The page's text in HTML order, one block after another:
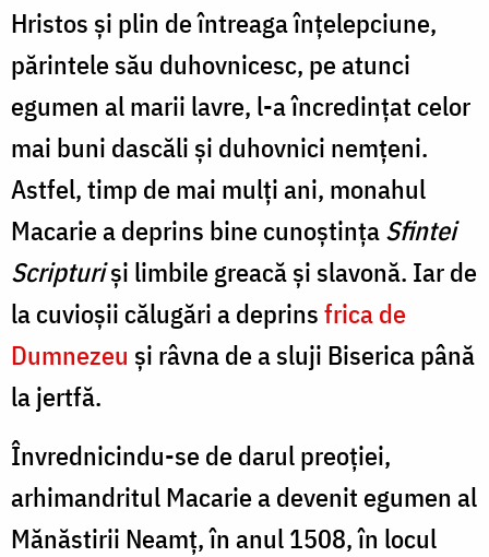
Hristos şi plin de întreaga înţelepciune,
părintele său duhovnicesc, pe atunci
egumen al marii lavre, l-a încredinţat celor
mai buni dascăli şi duhovnici nemţeni.
Astfel, timp de mai mulţi ani, monahul
Macarie a deprins bine cunoştinţaSfintei
Scripturişi limbile greacă şi slavonă. Iar de
la cuvioşii călugări a deprinsfrica de
Dumnezeu şi râvna de a sluji Biserica până
la jertfă.
Învrednicindu-se de darul preoţiei,
arhimandritul Macarie a devenit egumen al
Mănăstirii Neamţ, în anul 1508, în locul